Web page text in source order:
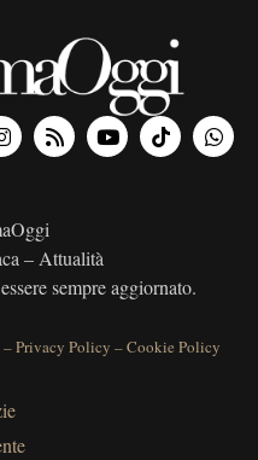
– Attualità
sempre aggiornato.
–Privacy Policy –Cookie Policy